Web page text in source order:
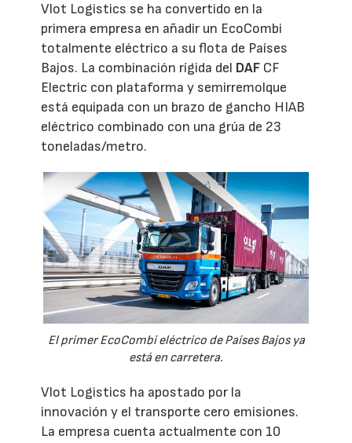
Vlot Logistics se ha convertido en la
primera empresa en añadir un EcoCombi
totalmente eléctrico a su flota de Países
Bajos. La combinación rígida del DAF CF
Electric con plataforma y semirremolque
está equipada con un brazo de gancho HIAB
eléctrico combinado con una grúa de 23
toneladas/metro.
El primer EcoCombi eléctrico de Países Bajos ya
está en carretera.
Vlot Logistics ha apostado por la
innovación y el transporte cero emisiones.
La empresa cuenta actualmente con 10